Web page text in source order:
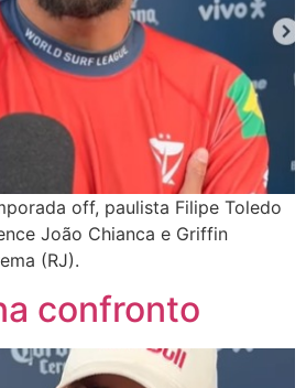
off, paulista Filipe Toledo
João Chianca e Griffin
(RJ).
confronto